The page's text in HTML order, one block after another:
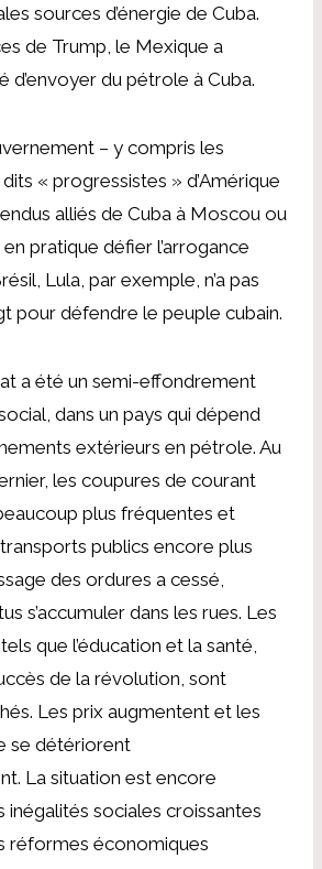
sources d’énergie de Cuba.
de Trump, le Mexique a
d’envoyer du pétrole à Cuba.
– ​​y compris les
« progressistes » d’Amérique
alliés de Cuba à Moscou ou
en pratique défier l’arrogance
Lula, par exemple, n’a pas
pour défendre le peuple cubain.
a été un semi-effondrement
dans un pays qui dépend
extérieurs en pétrole. Au
les coupures de courant
plus fréquentes et
publics encore plus
des ordures a cessé,
s’accumuler dans les rues. Les
que l’éducation et la santé,
de la révolution, sont
Les prix augmentent et les
se détériorent
La situation est encore
inégalités sociales croissantes
réformes économiques